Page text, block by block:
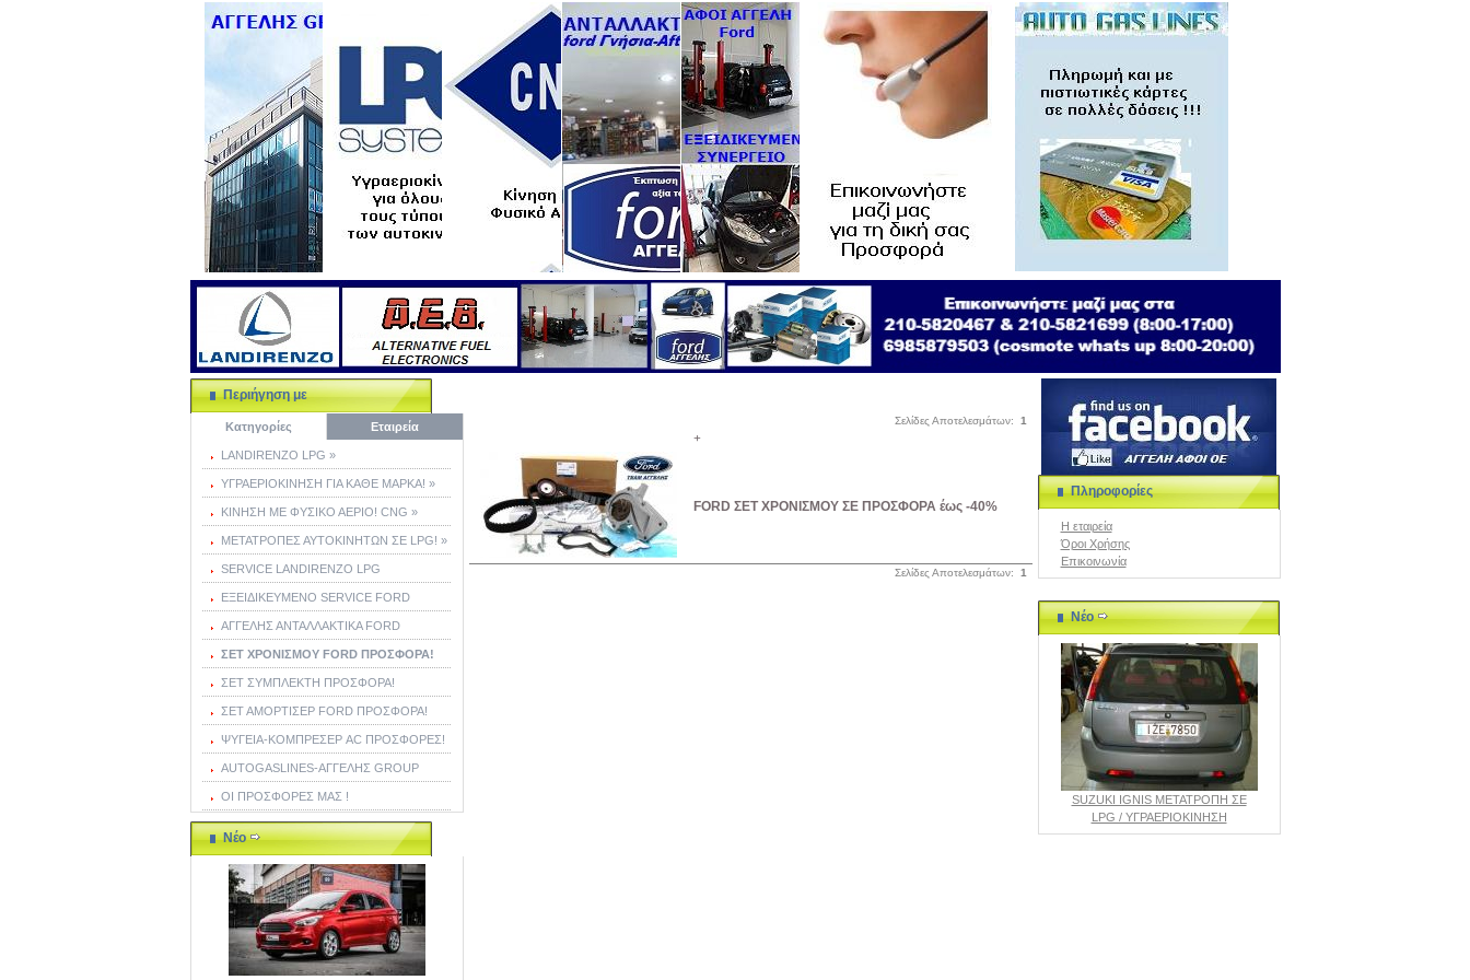
Περιήγηση με
Κατηγορίες Εταιρεία
LANDIRENZO LPG »
ΥΓΡΑΕΡΙΟΚΙΝΗΣΗ ΓΙΑ ΚΑΘΕ ΜΑΡΚΑ! »
ΚΙΝΗΣΗ ΜΕ ΦΥΣΙΚΟ ΑΕΡΙΟ! CNG »
ΜΕΤΑΤΡΟΠΕΣ ΑΥΤΟΚΙΝΗΤΩΝ ΣΕ LPG! »
SERVICE LANDIRENZO LPG
ΕΞΕΙΔΙΚΕΥΜΕΝΟ SERVICE FORD
ΑΓΓΕΛΗΣ ΑΝΤΑΛΛΑΚΤΙΚΑ FORD
ΣΕΤ ΧΡΟΝΙΣΜΟΥ FORD ΠΡΟΣΦΟΡΑ!
ΣΕΤ ΣΥΜΠΛΕΚΤΗ ΠΡΟΣΦΟΡΑ!
ΣΕΤ ΑΜΟΡΤΙΣΕΡ FORD ΠΡΟΣΦΟΡΑ!
ΨΥΓΕΙΑ-ΚΟΜΠΡΕΣΕΡ AC ΠΡΟΣΦΟΡΕΣ!
AUTOGASLINES-ΑΓΓΕΛΗΣ GROUP
ΟΙ ΠΡΟΣΦΟΡΕΣ ΜΑΣ !
Νέο
Σελίδες Αποτελεσμάτων: 1
+
FORD ΣΕΤ ΧΡΟΝΙΣΜΟΥ ΣΕ ΠΡΟΣΦΟΡΑ έως -40%
Σελίδες Αποτελεσμάτων: 1
Πληροφορίες
Η εταιρεία
Όροι Χρήσης
Επικοινωνία
Νέο
SUZUKI IGNIS ΜΕΤΑΤΡΟΠΗ ΣΕ
LPG / ΥΓΡΑΕΡΙΟΚΙΝΗΣΗ